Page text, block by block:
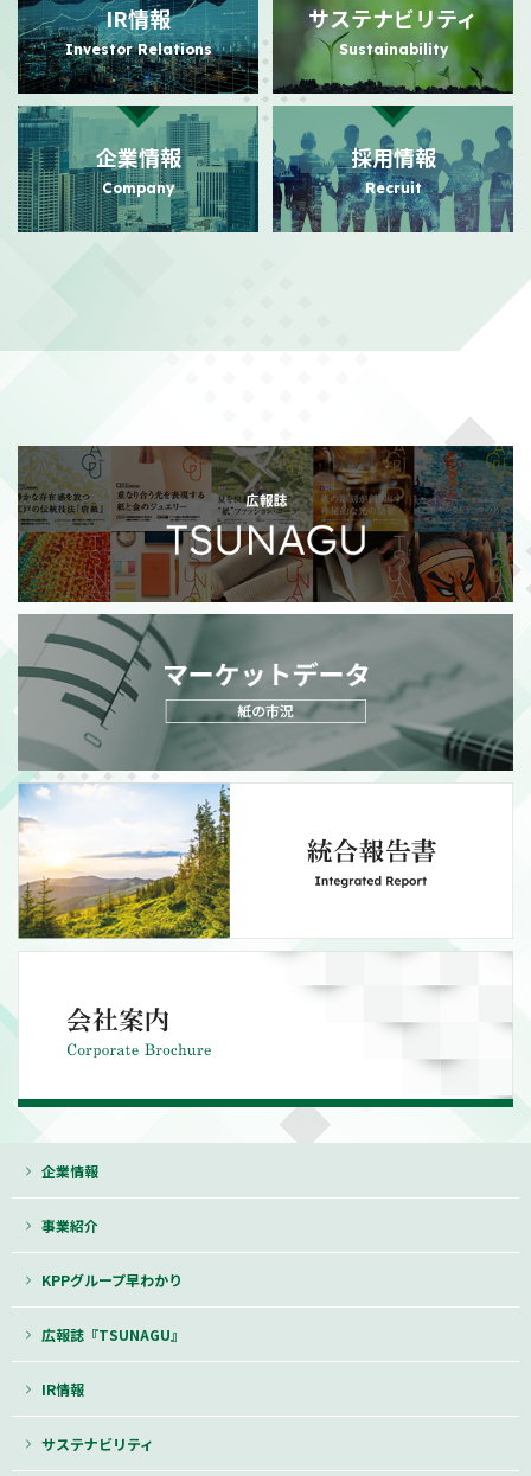
2026/07/31 PR
日本におけるビジュアルコミュニケーション事業の強化に向けた
事業基盤拡充に関するお知らせ
（140KB）
2026/07/24 PR
日本におけるビジュアルコミュニケーション事業本格展開に関す
るお知らせ
（156KB）
株主還元強化を目的とした株主優待制度拡充に関するお知らせ
政策保有株式の売却額目標変更に関するお知らせ （111KB）
MORE
IR情報
Investor Relations
サステナビリティ
Sustainability
企業情報
Company
採用情報
Recruit
企業情報
事業紹介
KPPグループ早わかり
広報誌『TSUNAGU』
IR情報
サステナビリティ